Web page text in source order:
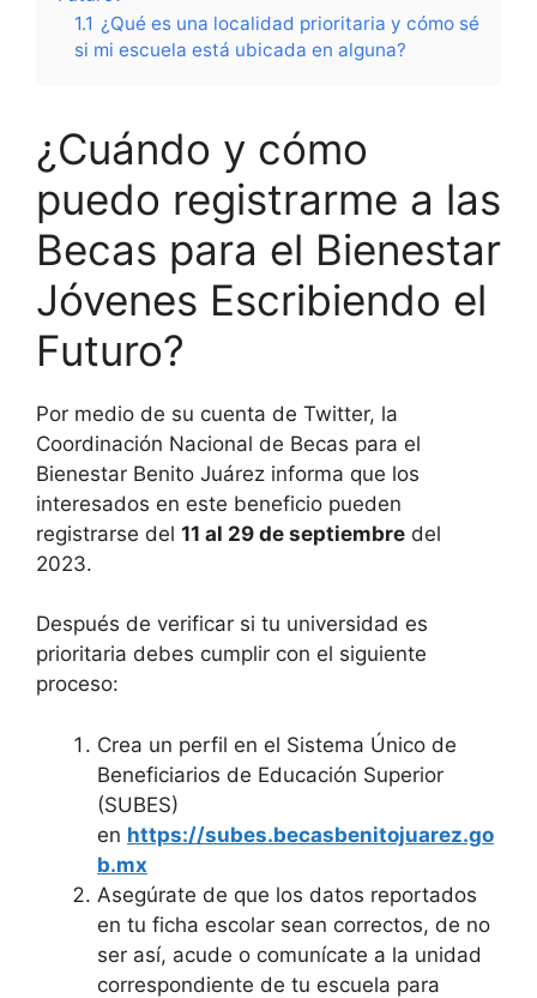
1.1 ¿Qué es una localidad prioritaria y cómo sé
si mi escuela está ubicada en alguna?
¿Cuándo y cómo
puedo registrarme a las
Becas para el Bienestar
Jóvenes Escribiendo el
Futuro?
Por medio de su cuenta de Twitter, la
Coordinación Nacional de Becas para el
Bienestar Benito Juárez informa que los
interesados en este beneficio pueden
registrarse del 11 al 29 de septiembre del
2023.
Después de verificar si tu universidad es
prioritaria debes cumplir con el siguiente
proceso:
Crea un perfil en el Sistema Único de
Beneficiarios de Educación Superior
(SUBES)
en https://subes.becasbenitojuarez.go
b.mx
Asegúrate de que los datos reportados
en tu ficha escolar sean correctos, de no
ser así, acude o comunícate a la unidad
correspondiente de tu escuela para